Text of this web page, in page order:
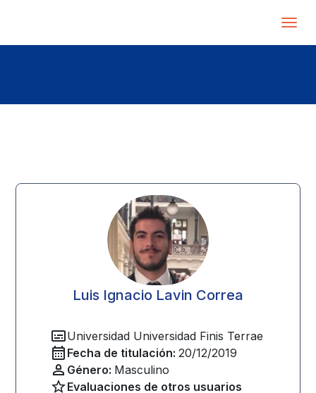
Luis Ignacio Lavin Correa
Universidad Universidad Finis Terrae
Fecha de titulación: 20/12/2019
Género: Masculino
Evaluaciones de otros usuarios